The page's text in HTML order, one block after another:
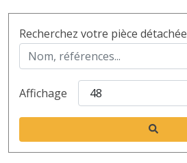
Recherchez votre pièce détachée
Affichage